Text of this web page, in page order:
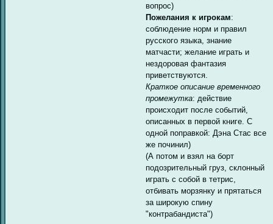
вопрос)
Пожелания к игрокам:
соблюдение норм и правил
русского языка, знание
матчасти; желание играть и
нездоровая фантазия
приветствуются.
Краткое описание временного
промежутка: действие
происходит после событий,
описанных в первой книге. С
одной поправкой: Дэна Стас все
же починил)
(А потом и взял на борт
подозрительный груз, склонный
играть с собой в тетрис,
отбивать морзянку и прятаться
за широкую спину
"контрабандиста")